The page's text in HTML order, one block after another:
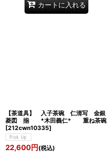
カートに入れる
【茶道具】 入子茶碗 仁清写 金銀
菱図 揃 *木田義仁* 重ね茶碗
[212cwn10335]
22,600円 (税込)